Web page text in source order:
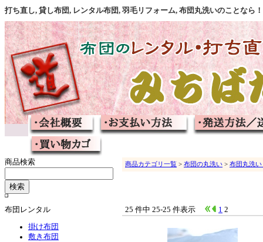
打ち直し, 貸し布団, レンタル布団, 羽毛リフォーム, 布団丸洗いのことな
商品検索
布団レンタル
掛け布団
敷き布団
商品カテゴリ一覧 > 布団の丸洗い > 布団丸洗
25 件中 25-25 件表示 1 2